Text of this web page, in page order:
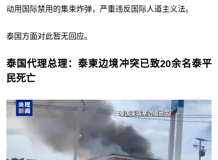
动用国际禁用的集束炸弹，严重违反国际人道主义法。
泰国方面对此暂无回应。
泰国代理总理：泰柬边境冲突已致20余名泰平
民死亡